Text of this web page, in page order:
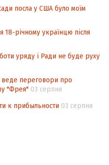
посла у США було моїм
18-річному українцю після
уряду і Ради не буде руху
веде переговори про
"Фрея" 03 серпня
к прибыльности 03 серпня